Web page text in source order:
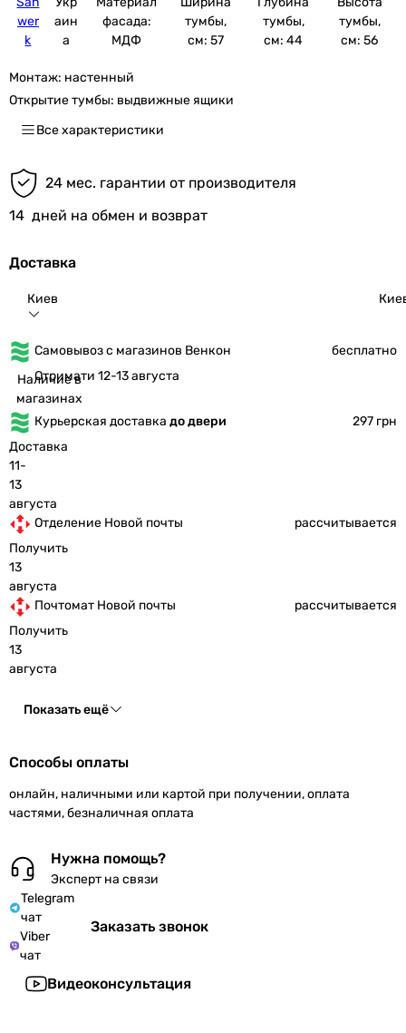
wer
k
аин
а
фасада:
МДФ
тумбы,
см: 57
тумбы,
см: 44
тумбы,
см: 56
Монтаж: настенный
Открытие тумбы: выдвижные ящики
Все характеристики
24 мес. гарантии от производителя
14 дней на обмен и возврат
Доставка
Киев
Самовывоз с магазинов Венкон
бесплатно
Наличие в
магазинах
Отримати 12-13 августа
Курьерская доставка до двери
297 грн
Доставка
11-
13
августа
Отделение Новой почты
рассчитывается
Получить
13
августа
Почтомат Новой почты
рассчитывается
Получить
13
августа
Показать ещё
Способы оплаты
онлайн, наличными или картой при получении, оплата
частями, безналичная оплата
Нужна помощь?
Эксперт на связи
Telegram
чат
Viber
чат
Заказать звонок
Видеоконсультация